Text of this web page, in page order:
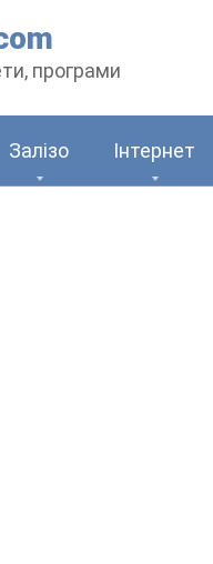
програми
Залізо Інтернет